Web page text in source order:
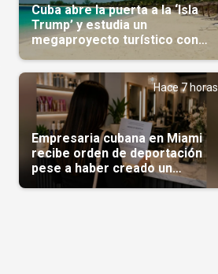
Cuba abre la puerta a la ‘Isla
Trump’ y estudia un
megaproyecto turístico con
capital árabe
Hace 7 horas
Empresaria cubana en Miami
recibe orden de deportación
pese a haber creado un